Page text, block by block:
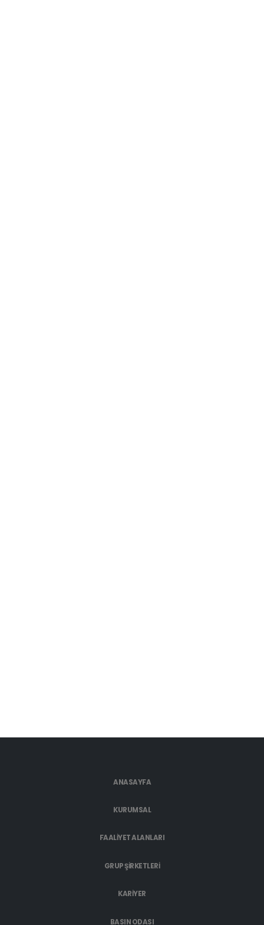
ANASAYFA
KURUMSAL
FAALİYET ALANLARI
GRUP ŞİRKETLERİ
KARİYER
BASIN ODASI